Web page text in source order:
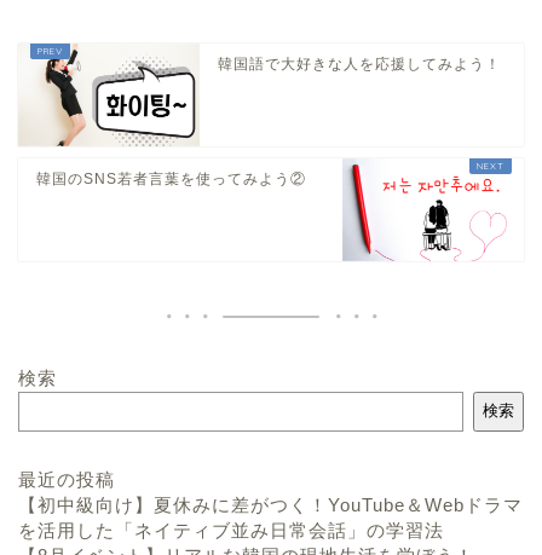
韓国語で大好きな人を応援してみよう！
韓国のSNS若者言葉を使ってみよう②
検索
検索
最近の投稿
【初中級向け】夏休みに差がつく！YouTube＆Webドラマ
を活用した「ネイティブ並み日常会話」の学習法